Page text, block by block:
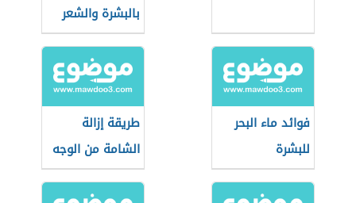
بالبشرة والشعر
فوائد ماء البحر
للبشرة
طريقة إزالة
الشامة من الوجه